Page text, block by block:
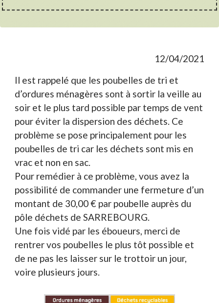
12/04/2021
Il est rappelé que les poubelles de tri et
d’ordures ménagères sont à sortir la veille au
soir et le plus tard possible par temps de vent
pour éviter la dispersion des déchets. Ce
problème se pose principalement pour les
poubelles de tri car les déchets sont mis en
vrac et non en sac.
Pour remédier à ce problème, vous avez la
possibilité de commander une fermeture d’un
montant de 30,00 € par poubelle auprès du
pôle déchets de SARREBOURG.
Une fois vidé par les éboueurs, merci de
rentrer vos poubelles le plus tôt possible et
de ne pas les laisser sur le trottoir un jour,
voire plusieurs jours.